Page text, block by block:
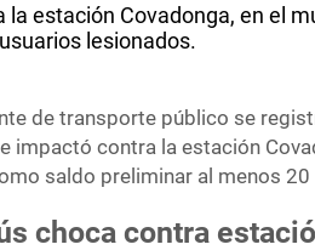
estación Covadonga, en el
lesionados.
de transporte público se
impactó contra la estación
saldo preliminar al menos
choca contra